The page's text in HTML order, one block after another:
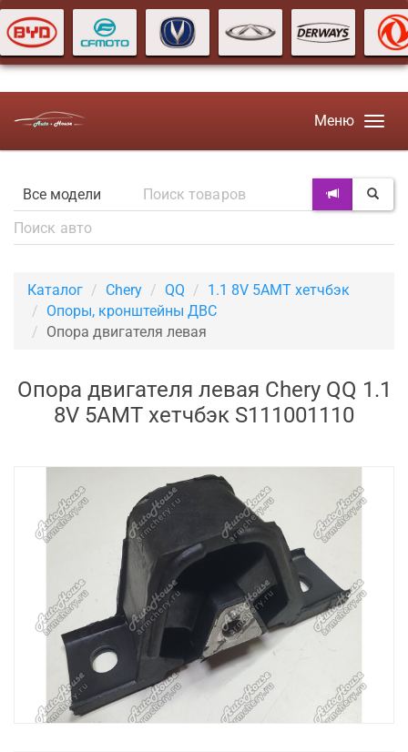
Меню
Каталог Chery QQ
1.1 8V 5AMT хетчбэк
Опоры, кронштейны ДВС
Опора двигателя левая
Опора двигателя левая Chery QQ 1.1
8V 5AMT хетчбэк S111001110